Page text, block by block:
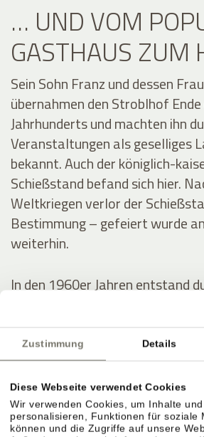
Zustimmung Details
Diese Webseite verwendet Cookies
Wir verwenden Cookies, um Inhalte
personalisieren, Funktionen für soziale
können und die Zugriffe auf unsere
… UND VOM
GASTHAUS ZUM
Sein Sohn Franz und dessen
übernahmen den Stroblhof Ende
Jahrhunderts und machten ihn
Veranstaltungen als geselliges
bekannt. Auch der königlich-
Schießstand befand sich hier.
Weltkriegen verlor der
Bestimmung – gefeiert wurde
weiterhin.
In den 1960er Jahren entstand
und Zubauten das erste Hotel
Überetsch. Der junge Erbe
baute 1972 das erste
errichtete zwei Tennisplätze
Weinproduktion.